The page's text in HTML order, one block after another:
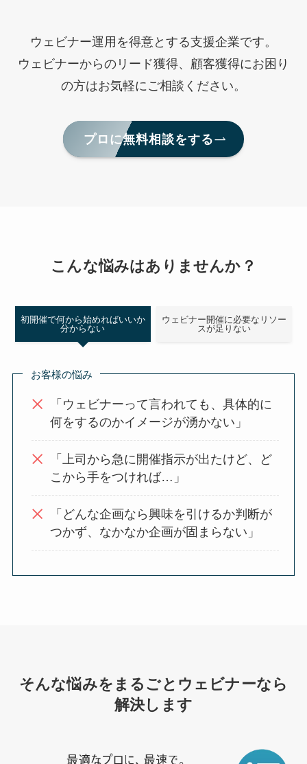
ウェビナー運用を得意とする支援企業です。
ウェビナーからのリード獲得、顧客獲得にお困り
の方はお気軽にご相談ください。
プロに無料相談をする
こんな悩みはありませんか？
初開催で何から始めればいいか
分からない
ウェビナー開催に必要なリソー
スが足りない
お客様の悩み
「ウェビナーって言われても、具体的に
何をするのかイメージが湧かない」
「上司から急に開催指示が出たけど、ど
こから手をつければ…」
「どんな企画なら興味を引けるか判断が
つかず、なかなか企画が固まらない」
そんな悩みをまるごとウェビナーなら
解決します